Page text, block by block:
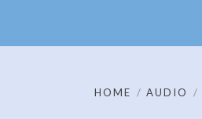
HOME AUDIO